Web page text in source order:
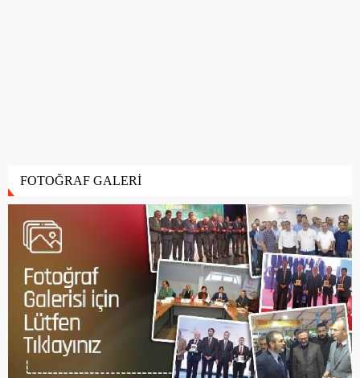
FOTOĞRAF GALERİ